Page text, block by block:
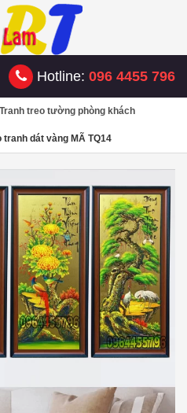
Hotline: 096 4455 796
Tranh treo tường phòng khách
dát vàng MÃ TQ14